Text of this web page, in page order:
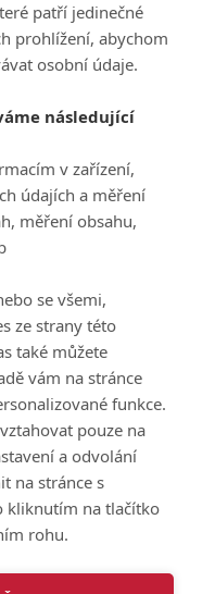
patří jedinečné
prohlížení, abychom
osobní údaje.
následující
v zařízení,
údajích a měření
měření obsahu,
se všemi,
ze strany této
také můžete
vám na stránce
funkce.
pouze na
a odvolání
na stránce s
kliknutím na tlačítko
rohu.
CZ, s.r.o.
00 Praha 4
Hanušová
724 150 784